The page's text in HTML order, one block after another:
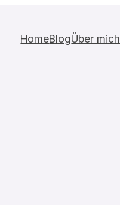
HomeBlogÜber mich